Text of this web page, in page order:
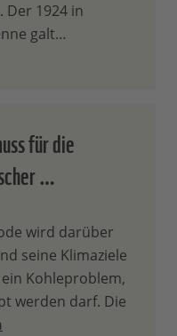
Der 1924 in
galt…
für die
…
wird darüber
seine Klimaziele
Kohleproblem,
werden darf. Die